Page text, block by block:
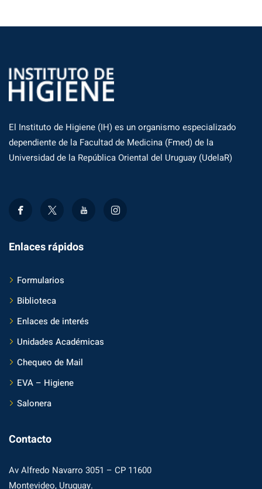
El Instituto de Higiene (IH) es un organismo especializado
dependiente de la Facultad de Medicina (Fmed) de la
Universidad de la República Oriental del Uruguay (UdelaR)
Enlaces rápidos
Formularios
Biblioteca
Enlaces de interés
Unidades Académicas
Chequeo de Mail
EVA – Higiene
Salonera
Contacto
Av Alfredo Navarro 3051 – CP 11600
Montevideo, Uruguay.